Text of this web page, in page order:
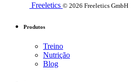
Freeletics © 2026 Freeletics GmbH
Produtos
Treino
Nutrição
Blog